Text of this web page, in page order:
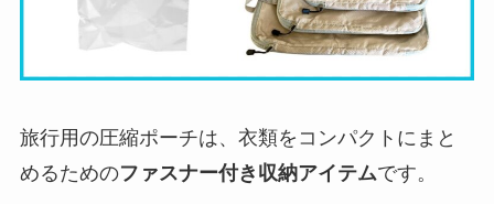
旅行用の圧縮ポーチは、衣類をコンパクトにまと
めるためのファスナー付き収納アイテムです。